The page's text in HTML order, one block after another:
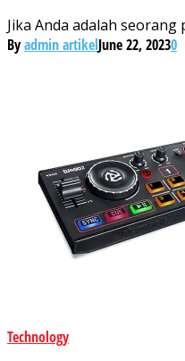
Jika Anda adalah
Byadmin artikelJune 22, 20230
Technology